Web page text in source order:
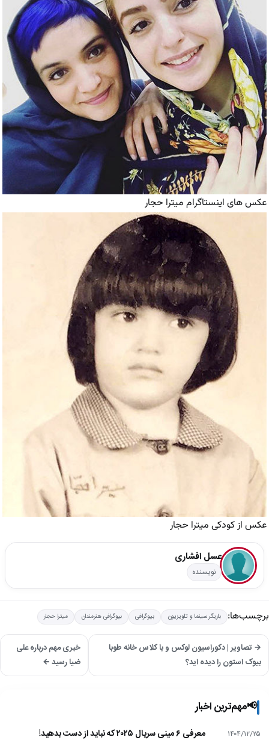
عکس های اینستاگرام میترا حجار
عکس از کودکی میترا حجار
عسل افشاری
نویسنده
برچسب‌ها: بازیگر سینما و تلویزیون بیوگرافی بیوگرافی هنرمندان میترا حجار
→ تصاویر | دکوراسیون لوکس و با کلاس خانه طوبا
بیوک استون را دیده اید؟
خبری مهم درباره علی
ضیا رسید ←
📢مهم‌ترین اخبار
۱۴۰۴/۱۲/۲۵ معرفی ۶ مینی سریال ۲۰۲۵ که نباید از دست بدهید!